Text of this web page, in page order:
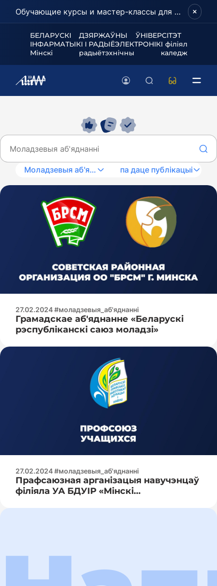
Обучающие курсы и мастер-классы для школьников и абитуриентов!
БЕЛАРУСКІ ДЗЯРЖАЎНЫ ЎНІВЕРСІТЭТ
ІНФАРМАТЫКІ І РАДЫЁЭЛЕКТРОНІКІ філіял
Мінскі радыётэхнічны каледж
Моладзевыя аб'яднанні па даце публікацыі
27.02.2024 #моладзевыя_аб'яднанні
Грамадскае аб'яднанне «Беларускі
рэспубліканскі саюз моладзі»
27.02.2024 #моладзевыя_аб'яднанні
Прафсаюзная арганізацыя навучэнцаў
філіяла УА БДУІР «Мінскі